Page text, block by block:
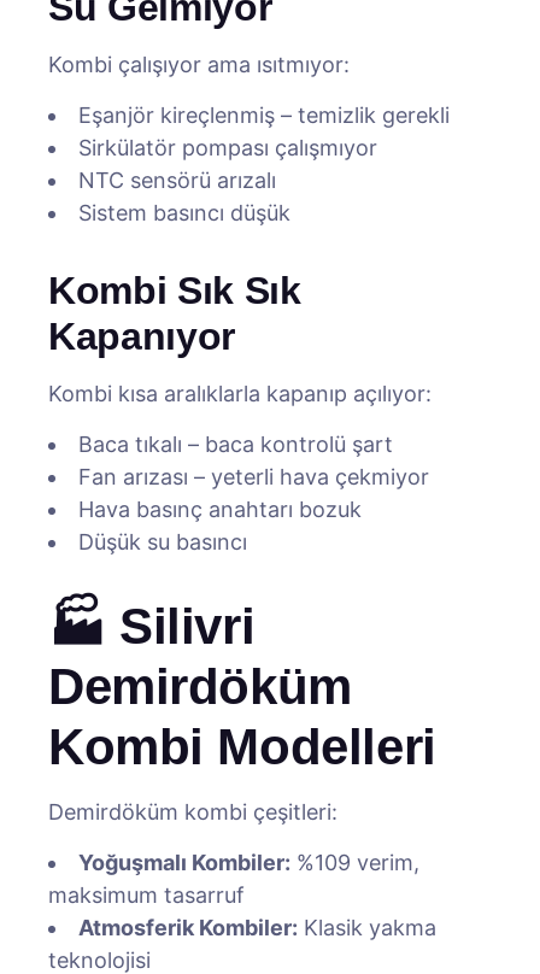
Kombi çalışıyor ama ısıtmıyor:
Eşanjör kireçlenmiş – temizlik gerekli
Sirkülatör pompası çalışmıyor
NTC sensörü arızalı
Sistem basıncı düşük
Kombi Sık Sık
Kapanıyor
Kombi kısa aralıklarla kapanıp açılıyor:
Baca tıkalı – baca kontrolü şart
Fan arızası – yeterli hava çekmiyor
Hava basınç anahtarı bozuk
Düşük su basıncı
🏭 Silivri
Demirdöküm
Kombi Modelleri
Demirdöküm kombi çeşitleri:
Yoğuşmalı Kombiler: %109 verim,
maksimum tasarruf
Atmosferik Kombiler: Klasik yakma
teknolojisi